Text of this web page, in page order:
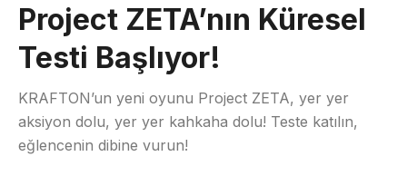
Project ZETA’nın Küresel
Testi Başlıyor!
KRAFTON’un yeni oyunu Project ZETA, yer yer
aksiyon dolu, yer yer kahkaha dolu! Teste katılın,
eğlencenin dibine vurun!